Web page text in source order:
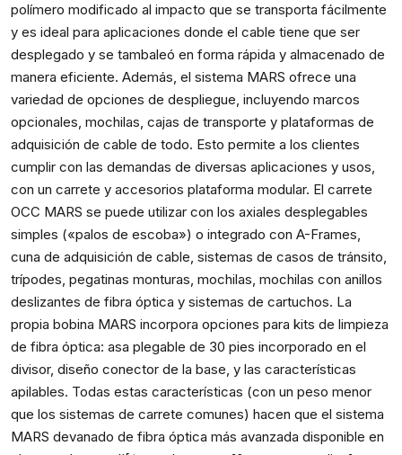
polímero modificado al impacto que se transporta fácilmente
y es ideal para aplicaciones donde el cable tiene que ser
desplegado y se tambaleó en forma rápida y almacenado de
manera eficiente. Además, el sistema MARS ofrece una
variedad de opciones de despliegue, incluyendo marcos
opcionales, mochilas, cajas de transporte y plataformas de
adquisición de cable de todo. Esto permite a los clientes
cumplir con las demandas de diversas aplicaciones y usos,
con un carrete y accesorios plataforma modular. El carrete
OCC MARS se puede utilizar con los axiales desplegables
simples («palos de escoba») o integrado con A-Frames,
cuna de adquisición de cable, sistemas de casos de tránsito,
trípodes, pegatinas monturas, mochilas, mochilas con anillos
deslizantes de fibra óptica y sistemas de cartuchos. La
propia bobina MARS incorpora opciones para kits de limpieza
de fibra óptica: asa plegable de 30 pies incorporado en el
divisor, diseño conector de la base, y las características
apilables. Todas estas características (con un peso menor
que los sistemas de carrete comunes) hacen que el sistema
MARS devanado de fibra óptica más avanzada disponible en